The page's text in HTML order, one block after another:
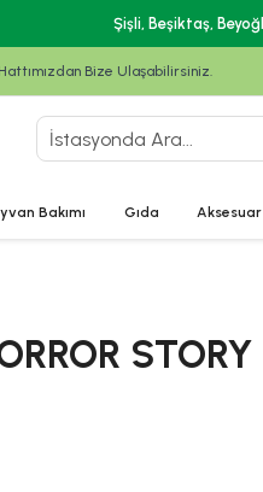
Bize Ulaşabilirsiniz.
Bakımı Gıda Aksesuar
STORY